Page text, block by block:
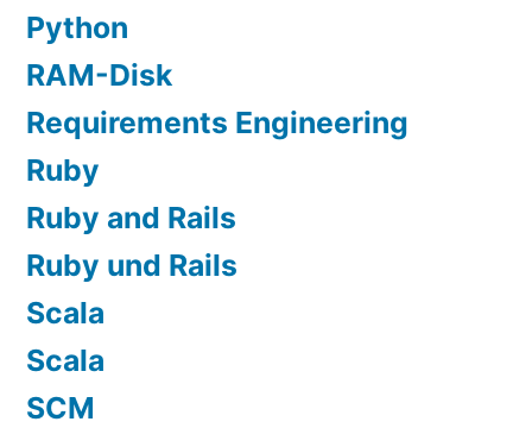
Python
RAM-Disk
Requirements Engineering
Ruby
Ruby and Rails
Ruby und Rails
Scala
Scala
SCM